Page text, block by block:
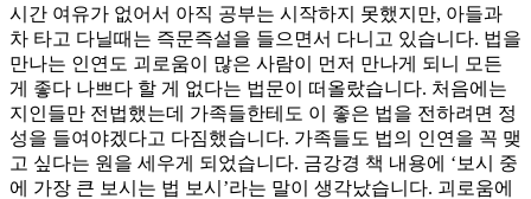
시간 여유가 없어서 아직 공부는 시작하지 못했지만, 아들과
차 타고 다닐때는 즉문즉설을 들으면서 다니고 있습니다. 법을
만나는 인연도 괴로움이 많은 사람이 먼저 만나게 되니 모든
게 좋다 나쁘다 할 게 없다는 법문이 떠올랐습니다. 처음에는
지인들만 전법했는데 가족들한테도 이 좋은 법을 전하려면 정
성을 들여야겠다고 다짐했습니다. 가족들도 법의 인연을 꼭 맺
고 싶다는 원을 세우게 되었습니다. 금강경 책 내용에 ‘보시 중
에 가장 큰 보시는 법 보시’라는 말이 생각났습니다. 괴로움에